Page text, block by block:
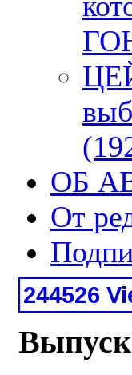
ОБ
От
244526
Выпуск